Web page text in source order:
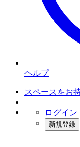
ヘルプ
スペースをお
ログイン
新規登録